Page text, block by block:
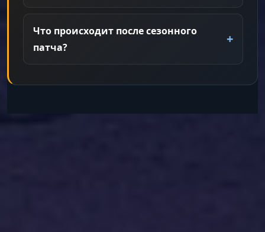
Что происходит после сезонного
патча?